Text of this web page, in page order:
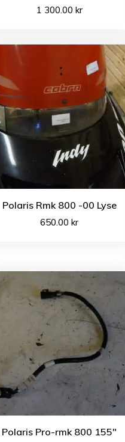
1 300.00 kr
Polaris Rmk 800 -00 Lyse
650.00kr
Polaris Pro-rmk 800 155″